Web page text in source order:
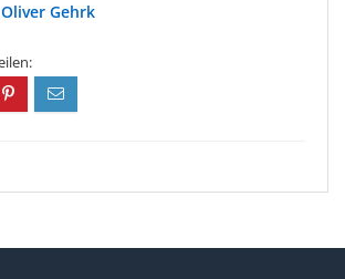
Oliver Gehrk